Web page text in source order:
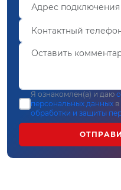
Я ознакомлен(а) и даю
персональных данных
обработки и защиты